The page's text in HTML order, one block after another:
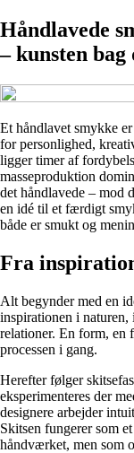
Håndlavede
– kunsten
Et håndlavet smykke
for personlighed,
ligger timer af
masseproduktion
det håndlavede – mod
en idé til et færdigt
både er smukt og
Fra
Alt begynder med en
inspirationen i
relationer. En form, en
processen i gang.
Herefter følger
eksperimenteres der
designere arbejder
Skitsen fungerer som
håndværket, men som